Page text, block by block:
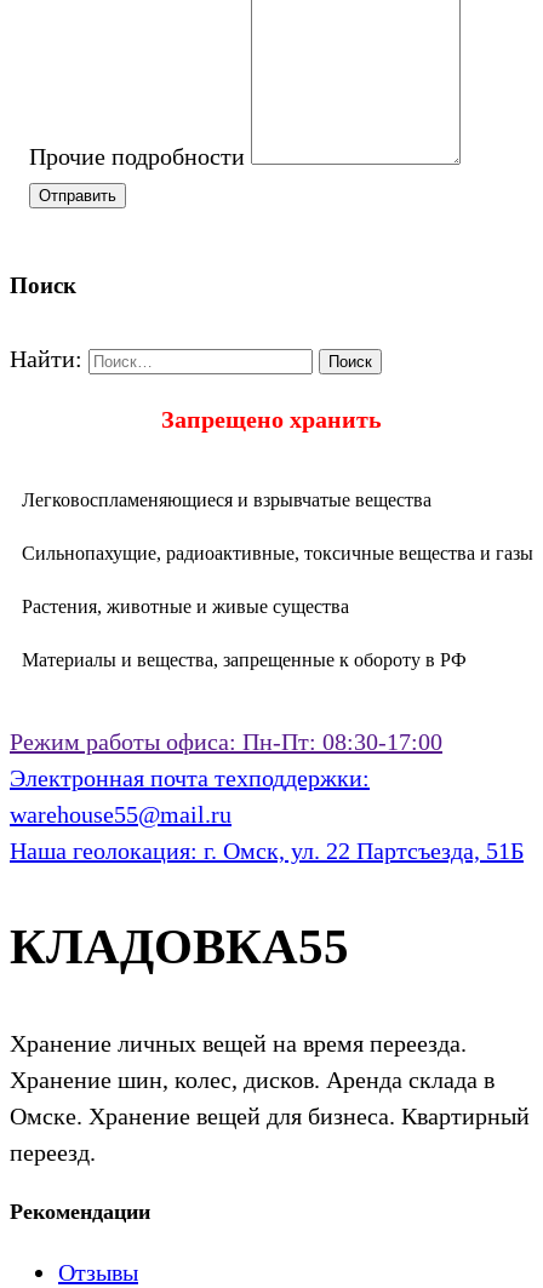
Прочие подробности
Отправить
Поиск
Найти:
Запрещено хранить
Легковоспламеняющиеся и взрывчатые вещества
Сильнопахущие, радиоактивные, токсичные вещества и газы
Растения, животные и живые существа
Материалы и вещества, запрещенные к обороту в РФ
Режим работы офиса: Пн-Пт: 08:30-17:00
Электронная почта техподдержки:
warehouse55@mail.ru
Наша геолокация: г. Омск, ул. 22 Партсъезда, 51Б
КЛАДОВКА55
Хранение личных вещей на время переезда.
Хранение шин, колес, дисков. Аренда склада в
Омске. Хранение вещей для бизнеса. Квартирный
переезд.
Рекомендации
Отзывы